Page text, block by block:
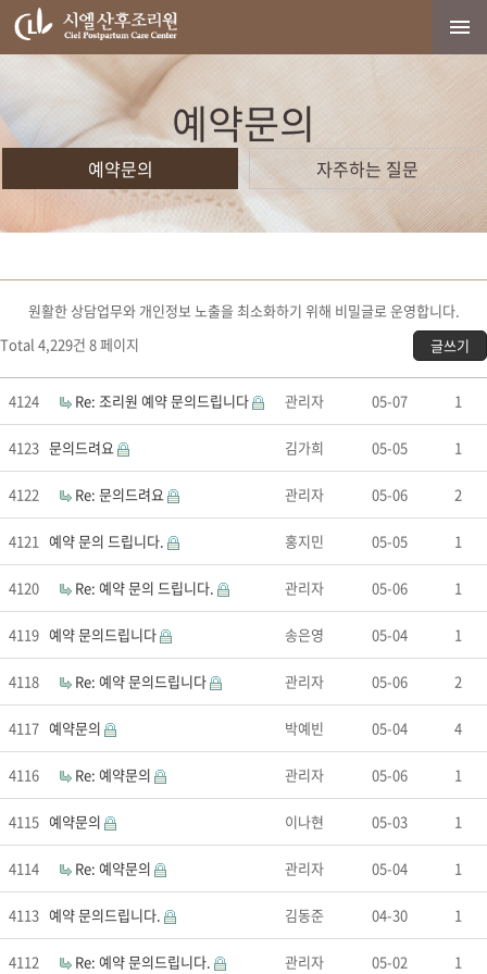
예약문의
예약문의 자주하는 질문
원활한 상담업무와 개인정보 노출을 최소화하기 위해 비밀글로 운영합니다.
Total 4,229건 8 페이지 글쓰기
4124 Re: 조리원 예약 문의드립니다 관리자 05-07 1
4123 문의드려요 김가희 05-05 1
4122 Re: 문의드려요 관리자 05-06 2
4121 예약 문의 드립니다. 홍지민 05-05 1
4120 Re: 예약 문의 드립니다. 관리자 05-06 1
4119 예약 문의드립니다 송은영 05-04 1
4118 Re: 예약 문의드립니다 관리자 05-06 2
4117 예약문의 박예빈 05-04 4
4116 Re: 예약문의 관리자 05-06 1
4115 예약문의 이나현 05-03 1
4114 Re: 예약문의 관리자 05-04 1
4113 예약 문의드립니다. 김동준 04-30 1
4112 Re: 예약 문의드립니다. 관리자 05-02 1